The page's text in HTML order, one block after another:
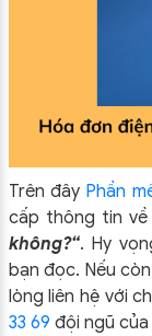
Trên đây Phần
cấp thông tin về
không?“. Hy
bạn đọc. Nếu
lòng liên hệ với
33 69 đội ngũ